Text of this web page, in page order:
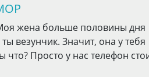
жена больше половины дня
везунчик. Значит, она у тебя
что? Просто у нас телефон